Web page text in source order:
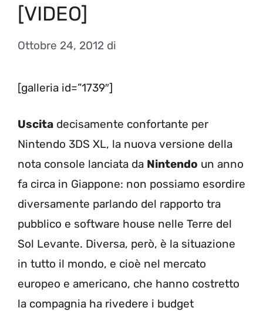
[VIDEO]
Ottobre 24, 2012 di
[galleria id=”1739″]
Uscita decisamente confortante per
Nintendo 3DS XL, la nuova versione della
nota console lanciata da Nintendo un anno
fa circa in Giappone: non possiamo esordire
diversamente parlando del rapporto tra
pubblico e software house nelle Terre del
Sol Levante. Diversa, però, è la situazione
in tutto il mondo, e cioè nel mercato
europeo e americano, che hanno costretto
la compagnia ha rivedere i budget